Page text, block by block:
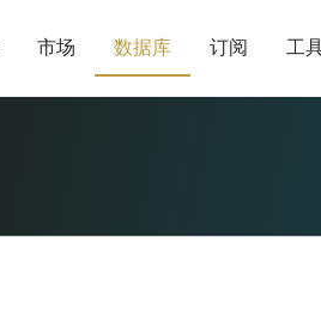
市场 数据库 订阅 工